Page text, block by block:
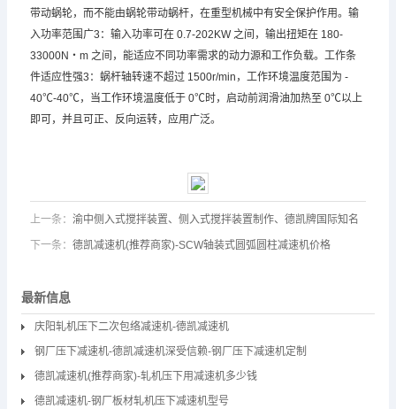
带动蜗轮，而不能由蜗轮带动蜗杆，在重型机械中有安全保护作用。输
入功率范围广3：输入功率可在 0.7-202KW 之间，输出扭矩在 180-
33000N・m 之间，能适应不同功率需求的动力源和工作负载。工作条
件适应性强3：蜗杆轴转速不超过 1500r/min，工作环境温度范围为 -
40℃-40℃，当工作环境温度低于 0℃时，启动前润滑油加热至 0℃以上
即可，并且可正、反向运转，应用广泛。
上一条： 渝中侧入式搅拌装置、侧入式搅拌装置制作、德凯牌国际知名
下一条： 德凯减速机(推荐商家)-SCW轴装式圆弧圆柱减速机价格
最新信息
庆阳轧机压下二次包络减速机-德凯减速机
钢厂压下减速机-德凯减速机深受信赖-钢厂压下减速机定制
德凯减速机(推荐商家)-轧机压下用减速机多少钱
德凯减速机-钢厂板材轧机压下减速机型号